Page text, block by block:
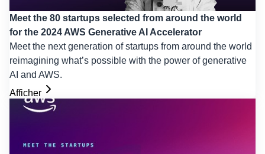
Meet the 80 startups selected from around the world
for the 2024 AWS Generative AI Accelerator
Meet the next generation of startups from around the world
reimagining what’s possible with the power of generative
AI and AWS.
Afficher